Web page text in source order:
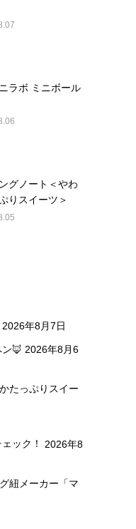
ラボ ミニボール
グノート＜やわ
りスイーツ＞
2026年8月7日
🦊 2026年8月6
たっぷりスイー
ック！
2026年8
紐メーカー「マ